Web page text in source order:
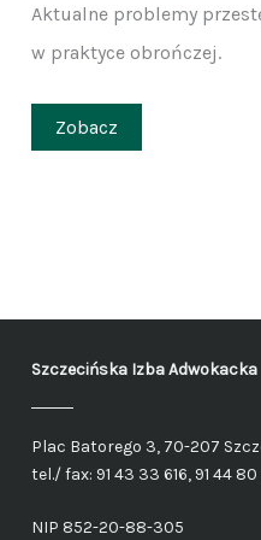
Aktualne problemy
w praktyce obrończej.
Zobacz
Szczecińska Izba Adwokacka
Plac Batorego 3, 70-207
tel./ fax: 91 43 33 616, 91 44 80
NIP 852-20-88-305